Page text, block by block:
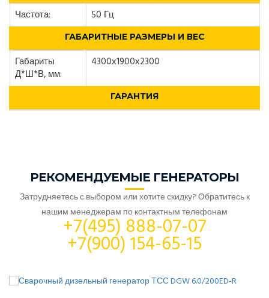
Частота: 50 Гц
ГАБАРИТНЫЕ РАЗМЕРЫ И ВЕС
Габариты
Д*Ш*В, мм:
4300х1900х2300
ГАРАНТИЯ
РЕКОМЕНДУЕМЫЕ ГЕНЕРАТОРЫ
Затрудняетесь с выбором или хотите скидку? Обратитесь к
нашим менеджерам по контактным телефонам
+7(495) 888-07-07
+7(900) 154-65-15